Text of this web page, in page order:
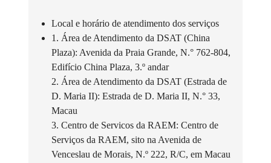
Local e horário de atendimento dos serviços
1. Área de Atendimento da DSAT (China
Plaza): Avenida da Praia Grande, N.° 762-804,
Edifício China Plaza, 3.º andar
2. Área de Atendimento da DSAT (Estrada de
D. Maria II): Estrada de D. Maria II, N.° 33,
Macau
3. Centro de Servicos da RAEM: Centro de
Serviços da RAEM, sito na Avenida de
Venceslau de Morais, N.º 222, R/C, em Macau